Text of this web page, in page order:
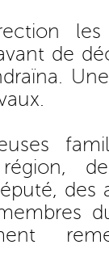
de
de
des